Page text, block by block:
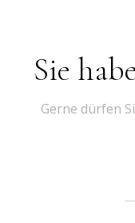
Sie
Gerne dürfen